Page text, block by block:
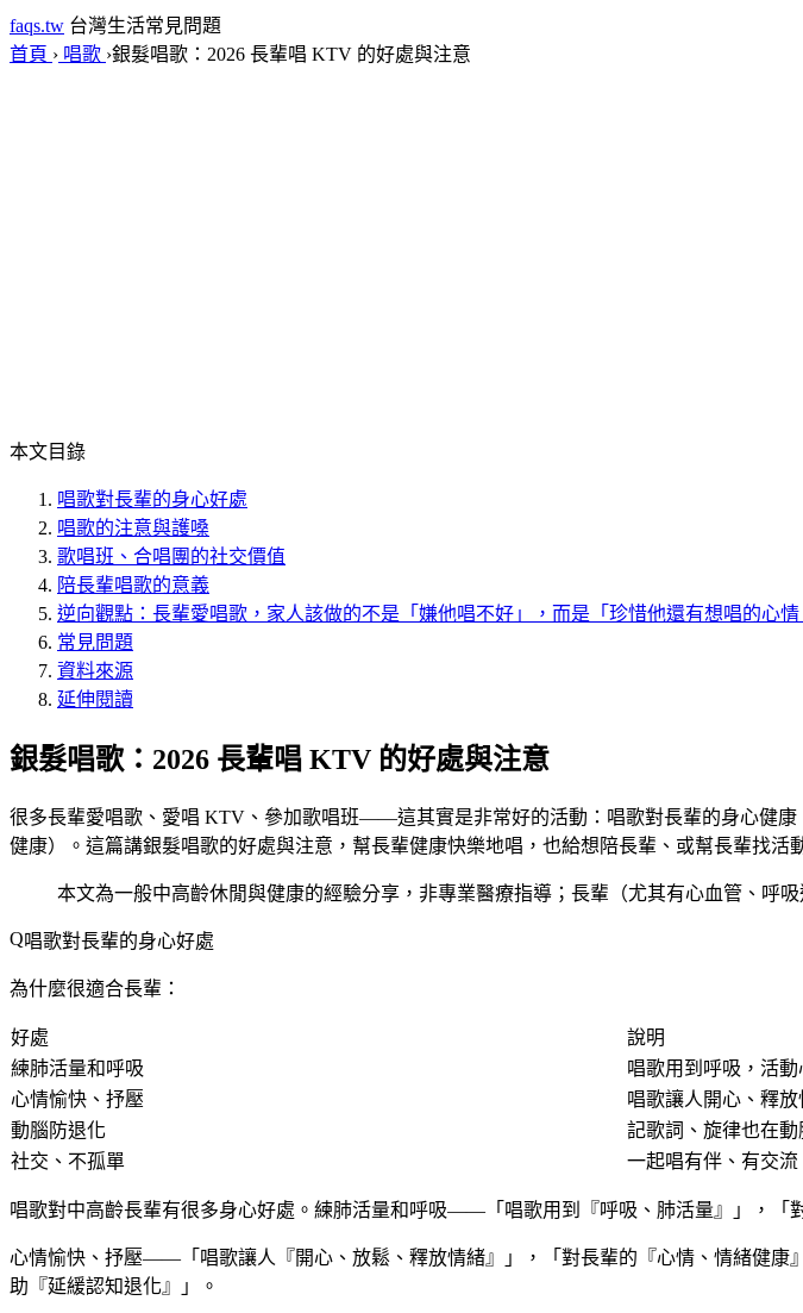
faqs.tw 台灣生活常見問題
首頁 › 唱歌 ›銀髮唱歌：2026 長輩唱 KTV 的好處與注意
本文目錄
唱歌對長輩的身心好處
唱歌的注意與護嗓
歌唱班、合唱團的社交價值
陪長輩唱歌的意義
逆向觀點：長輩愛唱歌，家人該做的不是「嫌他唱不好」，而是「珍惜他還有想唱的心情
常見問題
資料來源
延伸閱讀
銀髮唱歌：2026 長輩唱 KTV 的好處與注意
很多長輩愛唱歌、愛唱 KTV、參加歌唱班——這其實是非常好的活動：唱歌對長輩的身心健
健康）。這篇講銀髮唱歌的好處與注意，幫長輩健康快樂地唱，也給想陪長輩、或幫長輩找活
本文為一般中高齡休閒與健康的經驗分享，非專業醫療指導；長輩（尤其有心血管、呼
唱歌對長輩的身心好處
為什麼很適合長輩：
好處
說明
練肺活量和呼吸
唱歌用到呼吸，活動
心情愉快、抒壓
唱歌讓人開心、釋放
動腦防退化
記歌詞、旋律也在動
社交、不孤單
一起唱有伴、有交流
唱歌對中高齡長輩有很多身心好處。練肺活量和呼吸——「唱歌用到『呼吸、肺活量』」，「
心情愉快、抒壓——「唱歌讓人『開心、放鬆、釋放情緒』」，「對長輩的『心情、情緒健
助『延緩認知退化』」。